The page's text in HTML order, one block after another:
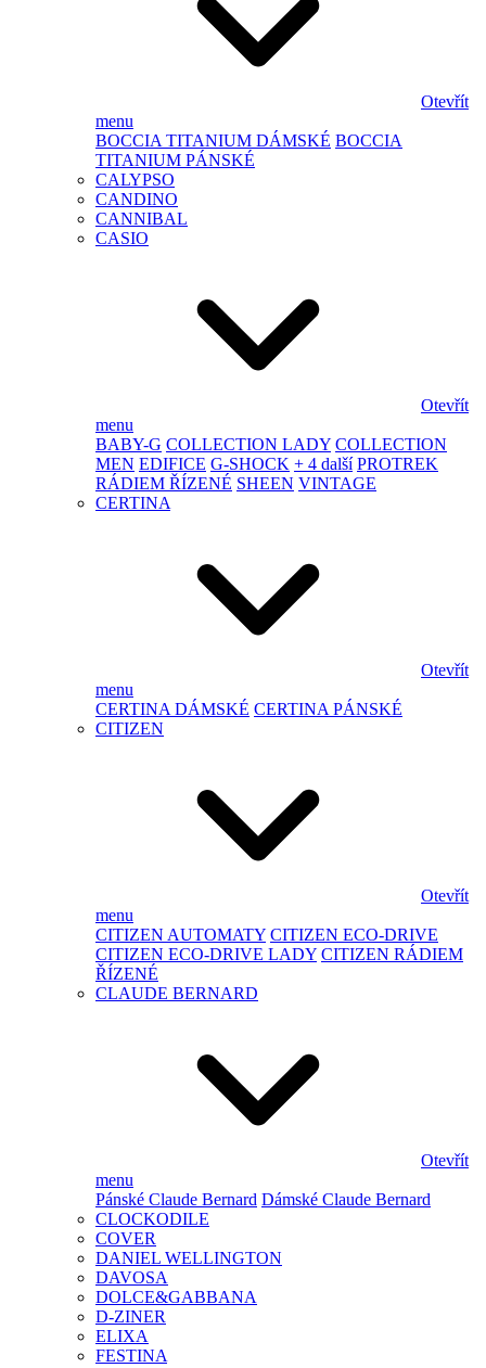
Otevřít
menu
BOCCIA TITANIUM DÁMSKÉ BOCCIA
TITANIUM PÁNSKÉ
CALYPSO
CANDINO
CANNIBAL
CASIO
Otevřít
menu
BABY-G COLLECTION LADY COLLECTION
MEN EDIFICE G-SHOCK + 4 další PROTREK
RÁDIEM ŘÍZENÉ SHEEN VINTAGE
CERTINA
Otevřít
menu
CERTINA DÁMSKÉ CERTINA PÁNSKÉ
CITIZEN
Otevřít
menu
CITIZEN AUTOMATY CITIZEN ECO-DRIVE
CITIZEN ECO-DRIVE LADY CITIZEN RÁDIEM
ŘÍZENÉ
CLAUDE BERNARD
Otevřít
menu
Pánské Claude Bernard Dámské Claude Bernard
CLOCKODILE
COVER
DANIEL WELLINGTON
DAVOSA
DOLCE&GABBANA
D-ZINER
ELIXA
FESTINA